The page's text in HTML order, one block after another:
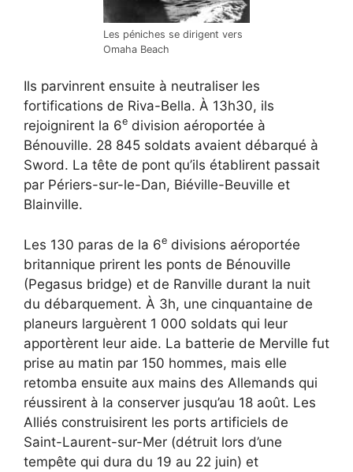
Les péniches se dirigent vers
Omaha Beach
Ils parvinrent ensuite à neutraliser les
fortifications de Riva-Bella. À 13h30, ils
rejoignirent la 6e division aéroportée à
Bénouville. 28 845 soldats avaient débarqué à
Sword. La tête de pont qu’ils établirent passait
par Périers-sur-le-Dan, Biéville-Beuville et
Blainville.
Les 130 paras de la 6e divisions aéroportée
britannique prirent les ponts de Bénouville
(Pegasus bridge) et de Ranville durant la nuit
du débarquement. À 3h, une cinquantaine de
planeurs larguèrent 1 000 soldats qui leur
apportèrent leur aide. La batterie de Merville fut
prise au matin par 150 hommes, mais elle
retomba ensuite aux mains des Allemands qui
réussirent à la conserver jusqu’au 18 août. Les
Alliés construisirent les ports artificiels de
Saint-Laurent-sur-Mer (détruit lors d’une
tempête qui dura du 19 au 22 juin) et